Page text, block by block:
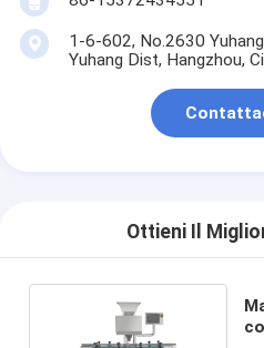
1-6-602, No.2630
Yuhang Dist, Hangzhou,
Ottieni Il